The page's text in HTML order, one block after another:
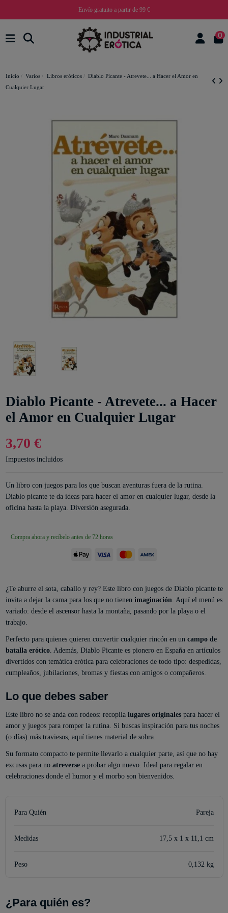
Envío gratuito a partir de 99 €
0
Inicio Varios Libros eróticos
Diablo Picante - Atrevete... a Hacer el Amor en
Cualquier Lugar
Diablo Picante - Atrevete... a Hacer
el Amor en Cualquier Lugar
3,70 €
Impuestos incluidos
Un libro con juegos para los que buscan aventuras fuera de la rutina.
Diablo picante te da ideas para hacer el amor en cualquier lugar, desde la
oficina hasta la playa. Diversión asegurada.
Compra ahora y recíbelo antes de 72 horas
¿Te aburre el sota, caballo y rey? Este libro con juegos de Diablo picante te
invita a dejar la cama para los que no tienen imaginación . Aquí el menú es
variado: desde el ascensor hasta la montaña, pasando por la playa o el
trabajo.
Perfecto para quienes quieren convertir cualquier rincón en un campo de
batalla erótico. Además, Diablo Picante es pionero en España en artículos
divertidos con temática erótica para celebraciones de todo tipo: despedidas,
cumpleaños, jubilaciones, bromas y fiestas con amigos o compañeros.
Lo que debes saber
Este libro no se anda con rodeos: recopila lugares originalespara hacer el
amor y juegos para romper la rutina. Si buscas inspiración para tus noches
(o días) más traviesos, aquí tienes material de sobra.
Su formato compacto te permite llevarlo a cualquier parte, así que no hay
excusas para no atreversea probar algo nuevo. Ideal para regalar en
celebraciones donde el humor y el morbo son bienvenidos.
Para Quién Pareja
Medidas 17,5 x 1 x 11,1 cm
Peso 0,132 kg
¿Para quién es?